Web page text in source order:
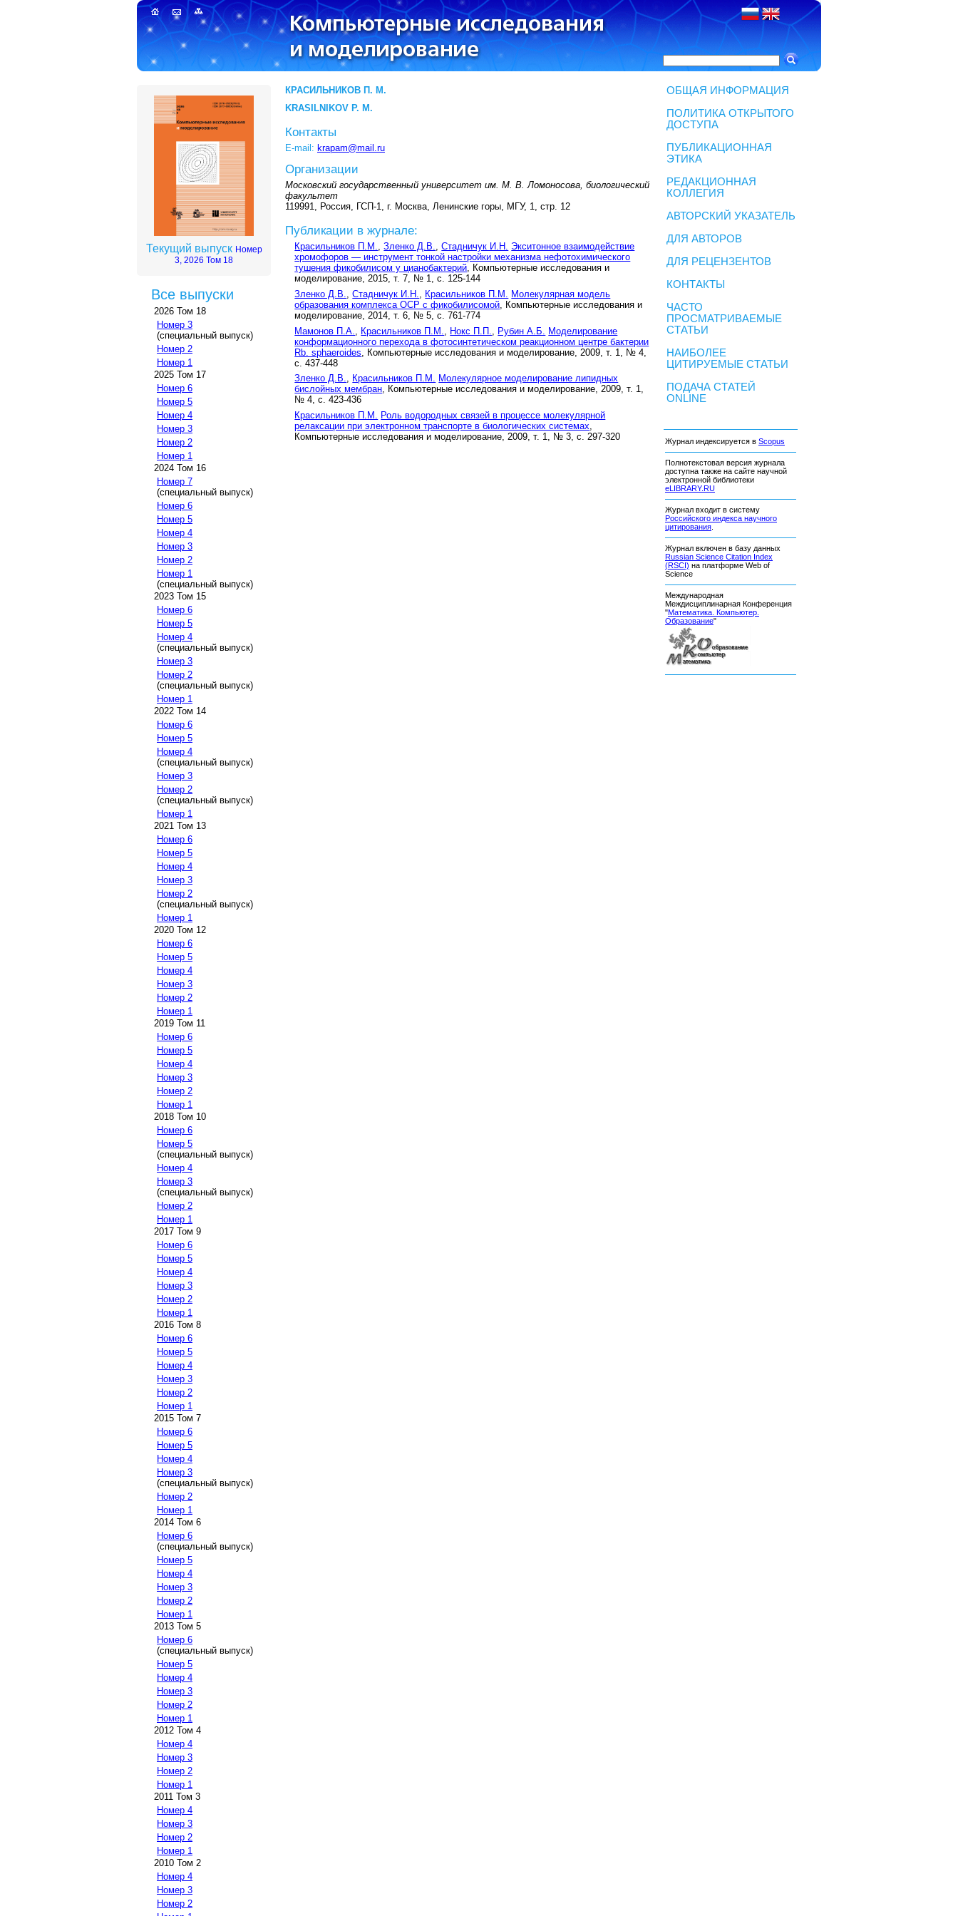
Текущий выпуск Номер
3, 2026 Том 18
Все выпуски
2026 Том 18
Номер 3
(специальный выпуск)
Номер 2
Номер 1
2025 Том 17
Номер 6
Номер 5
Номер 4
Номер 3
Номер 2
Номер 1
2024 Том 16
Номер 7
(специальный выпуск)
Номер 6
Номер 5
Номер 4
Номер 3
Номер 2
Номер 1
(специальный выпуск)
2023 Том 15
Номер 6
Номер 5
Номер 4
(специальный выпуск)
Номер 3
Номер 2
(специальный выпуск)
Номер 1
2022 Том 14
Номер 6
Номер 5
Номер 4
(специальный выпуск)
Номер 3
Номер 2
(специальный выпуск)
Номер 1
2021 Том 13
Номер 6
Номер 5
Номер 4
Номер 3
Номер 2
(специальный выпуск)
Номер 1
2020 Том 12
Номер 6
Номер 5
Номер 4
Номер 3
Номер 2
Номер 1
2019 Том 11
Номер 6
Номер 5
Номер 4
Номер 3
Номер 2
Номер 1
2018 Том 10
Номер 6
Номер 5
(специальный выпуск)
Номер 4
Номер 3
(специальный выпуск)
Номер 2
Номер 1
2017 Том 9
Номер 6
Номер 5
Номер 4
Номер 3
Номер 2
Номер 1
2016 Том 8
Номер 6
Номер 5
Номер 4
Номер 3
Номер 2
Номер 1
2015 Том 7
Номер 6
Номер 5
Номер 4
Номер 3
(специальный выпуск)
Номер 2
Номер 1
2014 Том 6
Номер 6
(специальный выпуск)
Номер 5
Номер 4
Номер 3
Номер 2
Номер 1
2013 Том 5
Номер 6
(специальный выпуск)
Номер 5
Номер 4
Номер 3
Номер 2
Номер 1
2012 Том 4
Номер 4
Номер 3
Номер 2
Номер 1
2011 Том 3
Номер 4
Номер 3
Номер 2
Номер 1
2010 Том 2
Номер 4
Номер 3
Номер 2
КРАСИЛЬНИКОВ П. М.
KRASILNIKOV P. M.
Контакты
E-mail: krapam@mail.ru
Организации
Московский государственный университет им. М. В. Ломоносова, биологический
факультет
119991, Россия, ГСП-1, г. Москва, Ленинские горы, МГУ, 1, стр. 12
Публикации в журнале:
Красильников П.М.,Зленко Д.В.,Стадничук И.Н. Экситонное взаимодействие
хромофоров — инструмент тонкой настройки механизма нефотохимического
тушения фикобилисом у цианобактерий, Компьютерные исследования и
моделирование, 2015, т. 7, № 1, с. 125-144
Зленко Д.В.
,Стадничук И.Н. Красильников П.М.
Молекулярная модель
образования комплекса ОСР с фикобилисомой , Компьютерные исследования и
моделирование, 2014, т. 6, № 5, с. 761-774
Мамонов П.А.
Красильников П.М. Нокс П.П. Рубин А.Б.
Моделирование
конформационного перехода в фотосинтетическом реакционном центре бактерии
Rb. sphaeroides , Компьютерные исследования и моделирование, 2009, т. 1, № 4,
с. 437-448
Зленко Д.В., Красильников П.М. Молекулярное моделирование липидных
бислойных мембран, Компьютерные исследования и моделирование, 2009, т. 1,
№ 4, с. 423-436
Красильников П.М.
Роль водородных связей в процессе молекулярной
релаксации при электронном транспорте в биологических системах
Компьютерные исследования и моделирование, 2009, т. 1, № 3, с. 297-320
ОБЩАЯ ИНФОРМАЦИЯ
ПОЛИТИКА ОТКРЫТОГО
ДОСТУПА
ПУБЛИКАЦИОННАЯ
ЭТИКА
РЕДАКЦИОННАЯ
КОЛЛЕГИЯ
АВТОРСКИЙ УКАЗАТЕЛЬ
ДЛЯ АВТОРОВ
ДЛЯ РЕЦЕНЗЕНТОВ
КОНТАКТЫ
ЧАСТО
ПРОСМАТРИВАЕМЫЕ
СТАТЬИ
НАИБОЛЕЕ
ЦИТИРУЕМЫЕ СТАТЬИ
ПОДАЧА СТАТЕЙ
ONLINE
Журнал индексируется в Scopus
Полнотекстовая версия журнала
доступна также на сайте научной
электронной библиотеки
eLIBRARY.RU
Журнал входит в систему
Российского индекса научного
цитирования
Журнал включен в базу данных
Russian Science Citation Index
(RSCI) на платформе Web of
Science
Международная
Междисциплинарная Конференция
"Математика. Компьютер.
Образование"